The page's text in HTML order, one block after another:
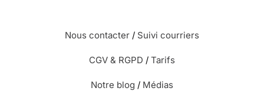
Nous contacter / Suivi courriers
CGV & RGPD / Tarifs
Notre blog / Médias